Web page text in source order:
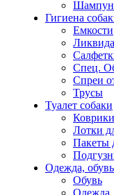
Гигиена
Емкости
Спец.
Спреи
Трусы
Туалет собаки
Коврики
Лотки
Пакеты
Одежда, обувь
Обувь
Одежда